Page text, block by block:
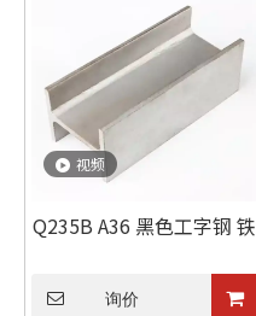
视频
Q235B A36 黑色工字钢 铁
询价